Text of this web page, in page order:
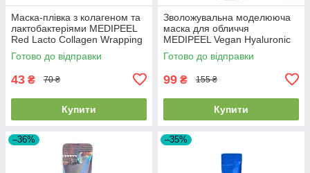
Маска-плівка з колагеном та
лактобактеріями MEDIPEEL
Red Lacto Collagen Wrapping
Mask
Готово до відправки
43 ₴ 70 ₴
Купити
Зволожувальна моделююча
маска для обличчя
MEDIPEEL Vegan Hyaluronic
Acid Mooltox Modeling Cup
Pack, 28 гр
Готово до відправки
99 ₴ 155 ₴
Купити
–36% –35%